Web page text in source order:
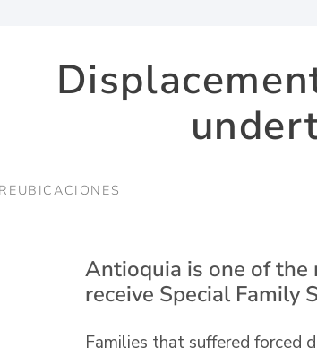
Antioquia is one of
receive Special Family
Families that suffered forced